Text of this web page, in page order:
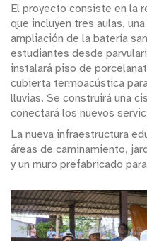
El proyecto consiste en la
que incluyen tres aulas,
ampliación de la batería
estudiantes desde
instalará piso de
cubierta termoacústica
lluvias. Se construirá una
conectará los nuevos
La nueva infraestructura
áreas de caminamiento,
y un muro prefabricado